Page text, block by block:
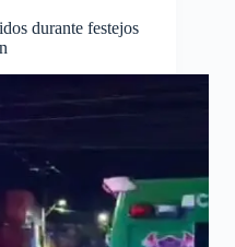
durante festejos